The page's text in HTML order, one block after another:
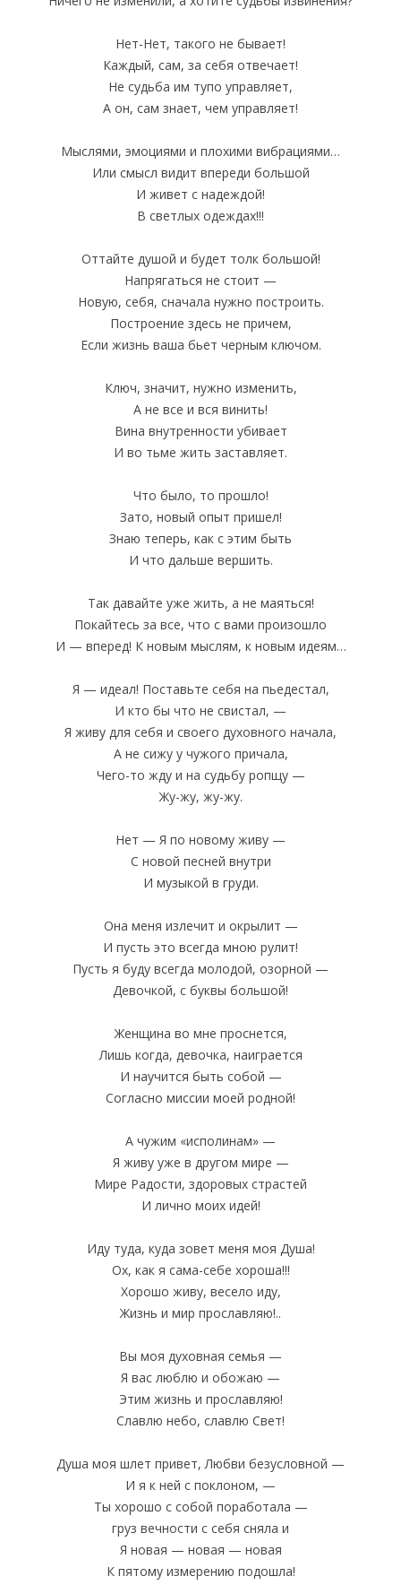
Нет-Нет, такого не бывает!
Каждый, сам, за себя отвечает!
Не судьба им тупо управляет,
А он, сам знает, чем управляет!
Мыслями, эмоциями и плохими вибрациями…
Или смысл видит впереди большой
И живет с надеждой!
В светлых одеждах!!!
Оттайте душой и будет толк большой!
Напрягаться не стоит —
Новую, себя, сначала нужно построить.
Построение здесь не причем,
Если жизнь ваша бьет черным ключом.
Ключ, значит, нужно изменить,
А не все и вся винить!
Вина внутренности убивает
И во тьме жить заставляет.
Что было, то прошло!
Зато, новый опыт пришел!
Знаю теперь, как с этим быть
И что дальше вершить.
Так давайте уже жить, а не маяться!
Покайтесь за все, что с вами произошло
И — вперед! К новым мыслям, к новым идеям…
Я — идеал! Поставьте себя на пьедестал,
И кто бы что не свистал, —
Я живу для себя и своего духовного начала,
А не сижу у чужого причала,
Чего-то жду и на судьбу ропщу —
Жу-жу, жу-жу.
Нет — Я по новому живу —
С новой песней внутри
И музыкой в груди.
Она меня излечит и окрылит —
И пусть это всегда мною рулит!
Пусть я буду всегда молодой, озорной —
Девочкой, с буквы большой!
Женщина во мне проснется,
Лишь когда, девочка, наиграется
И научится быть собой —
Согласно миссии моей родной!
А чужим «исполинам» —
Я живу уже в другом мире —
Мире Радости, здоровых страстей
И лично моих идей!
Иду туда, куда зовет меня моя Душа!
Ох, как я сама-себе хороша!!!
Хорошо живу, весело иду,
Жизнь и мир прославляю!..
Вы моя духовная семья —
Я вас люблю и обожаю —
Этим жизнь и прославляю!
Славлю небо, славлю Свет!
Душа моя шлет привет, Любви безусловной —
И я к ней с поклоном, —
Ты хорошо с собой поработала —
груз вечности с себя сняла и
Я новая — новая — новая
К пятому измерению подошла!